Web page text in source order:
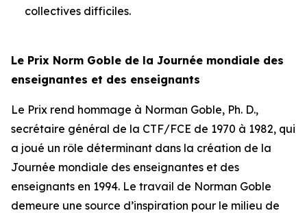
collectives difficiles.
Le Prix Norm Goble de la Journée mondiale des
enseignantes et des enseignants
Le Prix rend hommage à Norman Goble, Ph. D.,
secrétaire général de la CTF/FCE de 1970 à 1982, qui
a joué un rôle déterminant dans la création de la
Journée mondiale des enseignantes et des
enseignants en 1994. Le travail de Norman Goble
demeure une source d’inspiration pour le milieu de